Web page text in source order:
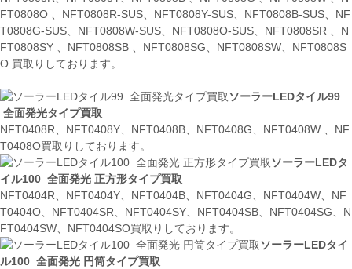
FT0808O 、NFT0808R-SUS、NFT0808Y-SUS、NFT0808B-SUS、NF
T0808G-SUS、NFT0808W-SUS、NFT0808O-SUS、NFT0808SR 、N
FT0808SY 、NFT0808SB 、NFT0808SG、NFT0808SW、NFT0808S
O 買取りしております。
ソーラーLEDタイル99
全面発光タイプ買取
NFT0408R、NFT0408Y、NFT0408B、NFT0408G、NFT0408W 、NF
T0408O買取りしております。
ソーラーLEDタ
イル100 全面発光 正方形タイプ買取
NFT0404R、NFT0404Y、NFT0404B、NFT0404G、NFT0404W、NF
T0404O、NFT0404SR、NFT0404SY、NFT0404SB、NFT0404SG、N
FT0404SW、NFT0404SO買取りしております。
ソーラーLEDタイ
ル100 全面発光 円筒タイプ買取